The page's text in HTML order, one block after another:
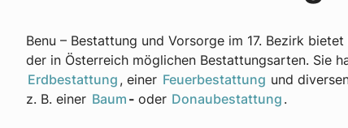
Benu – Bestattung und Vorsorge im 17. Bezirk
der in Österreich möglichen Bestattungsarten. Sie
Erdbestattung , einer Feuerbestattung und
z. B. einer Baum - oder Donaubestattung .